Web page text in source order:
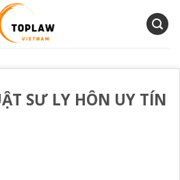
SƯ LY HÔN UY TÍN